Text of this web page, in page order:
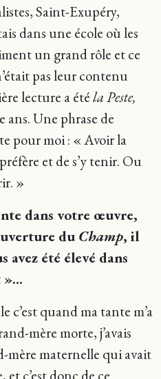
Saint-Exupéry,
dans une école où les
un grand rôle et ce
pas leur contenu
lecture a étéla Peste,
ans. Une phrase de
pour moi : « Avoir la
et de s’y tenir. Ou
»
dans votre œuvre,
duChamp, il
avez été élevé dans
»…
c’est quand ma tante m’a
mère morte, j’avais
mère maternelle qui avait
c’est donc de ce